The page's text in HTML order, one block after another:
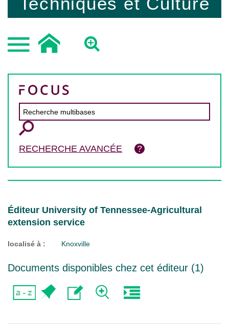
RECHERCHE AVANCÉE
Éditeur University of Tennessee-Agricultural
extension service
localisé à : Knoxville
Documents disponibles chez cet éditeur (1)